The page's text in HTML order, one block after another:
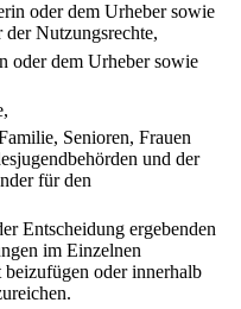
oder dem Urheber sowie
Nutzungsrechte,
oder dem Urheber sowie
Senioren, Frauen
und der
für den
Entscheidung ergebenden
im Einzelnen
oder innerhalb